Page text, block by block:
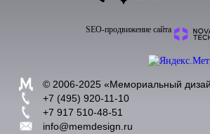
SEO-продвижение сайта
© 2006-2025 «Мемориальный
+7 (495) 920-11-10
+7 917 510-48-51
info@memdesign.ru